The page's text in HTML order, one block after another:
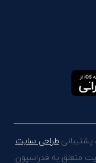
پشتیبانی:طراحی سایت
متعلق به فدراسیون